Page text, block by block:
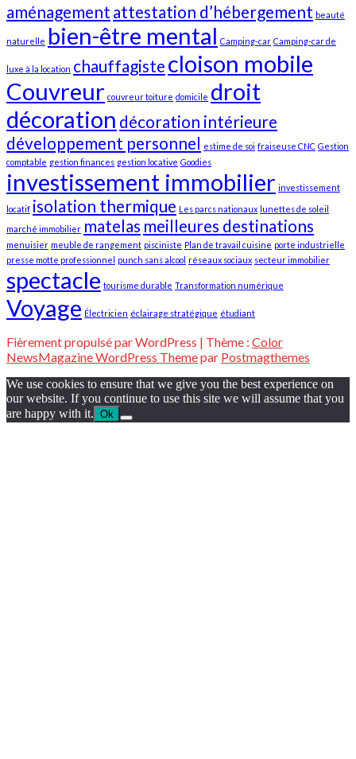
aménagement attestation d’hébergement beauté
naturelle bien-être mental Camping-car Camping-car de
luxe à la location chauffagiste cloison mobile
Couvreur couvreur toiture domicile droit
décoration décoration intérieure
développement personnel estime de soi fraiseuse CNC Gestion
comptable gestion finances gestion locative Goodies
investissement immobilier investissement
locatif isolation thermique Les parcs nationaux lunettes de soleil
marché immobilier matelas meilleures destinations
menuisier meuble de rangement pisciniste Plan de travail cuisine porte industrielle
presse motte professionnel punch sans alcool réseaux sociaux secteur immobilier
spectacle tourisme durable Transformation numérique
Voyage Électricien éclairage stratégique étudiant
Fièrement propulsé par WordPress | Thème : Color
NewsMagazine WordPress Themepar Postmagthemes
We use cookies to ensure that we give you the best experience on
our website. If you continue to use this site we will assume that you
are happy with it. Ok